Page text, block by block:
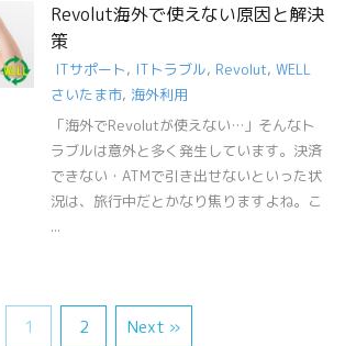
Revolut海外で使えない原因と解決
策
ITサポート, ITトラブル, Revolut, WELL
さいたま市, 海外利用
「海外でRevolutが使えない…」そんなト
ラブルは意外と多く発生しています。決済
できない・ATMで引き出せないといった状
況は、旅行中だとかなり焦りますよね。こ
...
1 2 Next »